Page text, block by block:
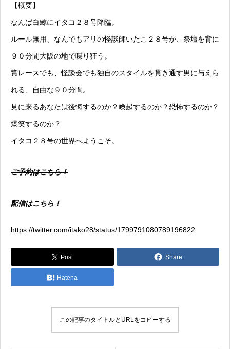
【概要】
なんば白鯨にイタコ２８号降臨。
ルール無用、なんでもアリの怪談師いたこ２８号が、祭壇を背に
９０分間大阪の地で喋り狂う。
賞レースでも、怪談会でも独自のスタイルを貫き通す男に与えら
れる、自由な９０分間。
見に来るあなたは後悔するのか？喚起するのか？恐怖するのか？
爆笑するのか？
イタコ２８号の世界へようこそ。
ご予約はこちら！
配信はこちら！
https://twitter.com/itako28/status/1799791080789196822
Post Share
Hatena
この記事のタイトルとURLをコピーする